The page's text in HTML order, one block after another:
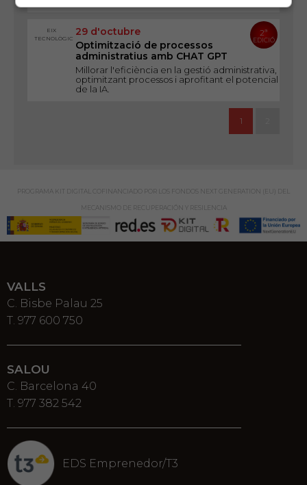
EIX
TECNOLÒGIC
29 d'octubre
Optimització de processos
administratius amb CHAT GPT
Millorar l'eficiència en la gestió administrativa,
optimitzant processos i aprofitant el potencial
de la IA.
2ª
EDICIÓ
1
PROGRAMA KIT DIGITAL COFINANCIADO POR LOS FONDOS NEXT GENERATION (EU) DEL
MECANISMO DE RECUPERACIÓN Y RESILENCIA
VALLS
C. Bisbe Palau 25
T. 977 600 750
SALOU
C. Barcelona 40
T. 977 382 542
EDS Emprenedor/T3